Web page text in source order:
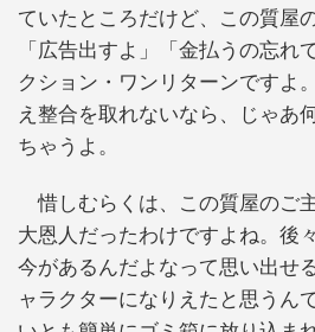
ていたところだけど、この質屋
「広告出すよ」「金払うの忘れ
クション・ワンリターンですよ
え整合を取れないなら、じゃあ
ちゃうよ。
惜しむらくは、この質屋のご
大恩人だったわけですよね。後
今があるんだよなって思い出せ
ャラクターになりえたと思うん